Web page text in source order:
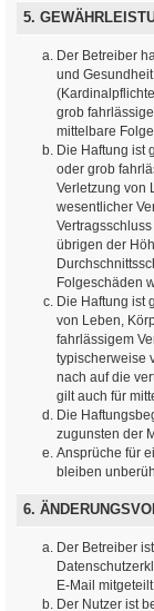
5.
Der Betreiber
und
grob
mittelbare
Die Haftung ist
oder grob
Verletzung von
wesentlicher
übrigen der
Folgeschäden
Die Haftung ist
von Leben,
fahrlässigem
typischerweise
nach auf die
gilt auch für
Die
zugunsten der
Ansprüche für
bleiben
6.
Der Betreiber
E-Mail
Der Nutzer ist